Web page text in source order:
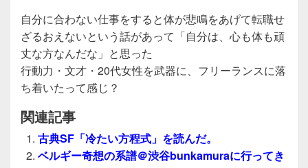
自分に合わない仕事をすると体が悲鳴をあげて転職せ
ざるおえないという話があって「自分は、心も体も頑
丈な方なんだな」と思った
行動力・文才・20代女性を武器に、フリーランスに落
ち着いたって感じ？
関連記事
古典SF「冷たい方程式」を読んだ。
ベルギー奇想の系譜＠渋谷bunkamuraに行ってき